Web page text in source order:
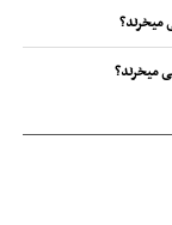
میخرند؟
میخرند؟